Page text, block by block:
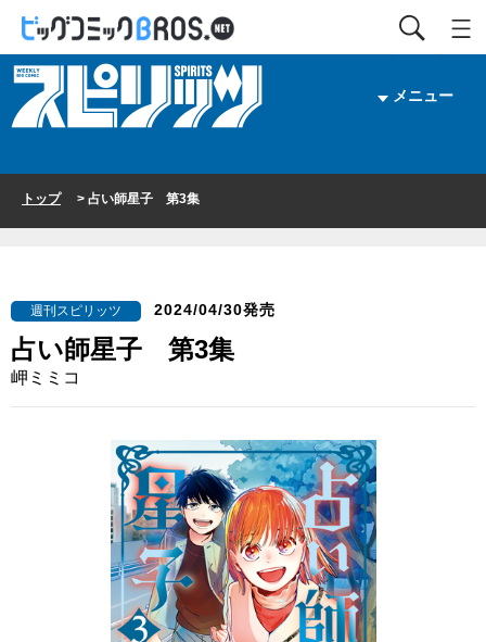
メニュー
トップ> 占い師星子 第3集
週刊スピリッツ 2024/04/30発売
占い師星子 第3集
岬ミミコ